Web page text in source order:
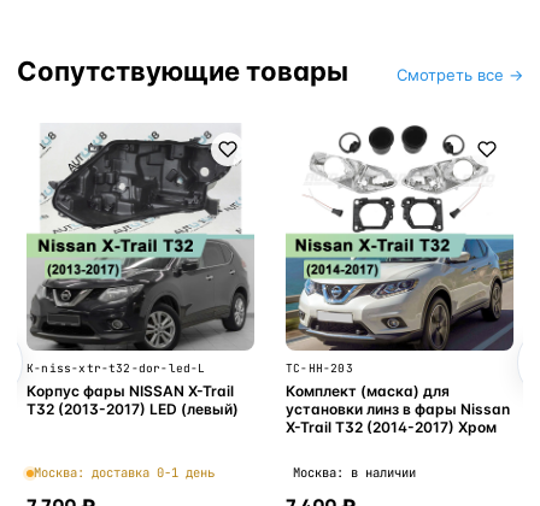
Сопутствующие товары Смотреть все →
K-niss-xtr-t32-dor-led-L
Корпус фары NISSAN X-Trail
T32 (2013-2017) LED (левый)
Москва: доставка 0-1 день
TC-HH-203
Комплект (маска) для
установки линз в фары Nissan
X-Trail T32 (2014-2017) Хром
Москва: в наличии